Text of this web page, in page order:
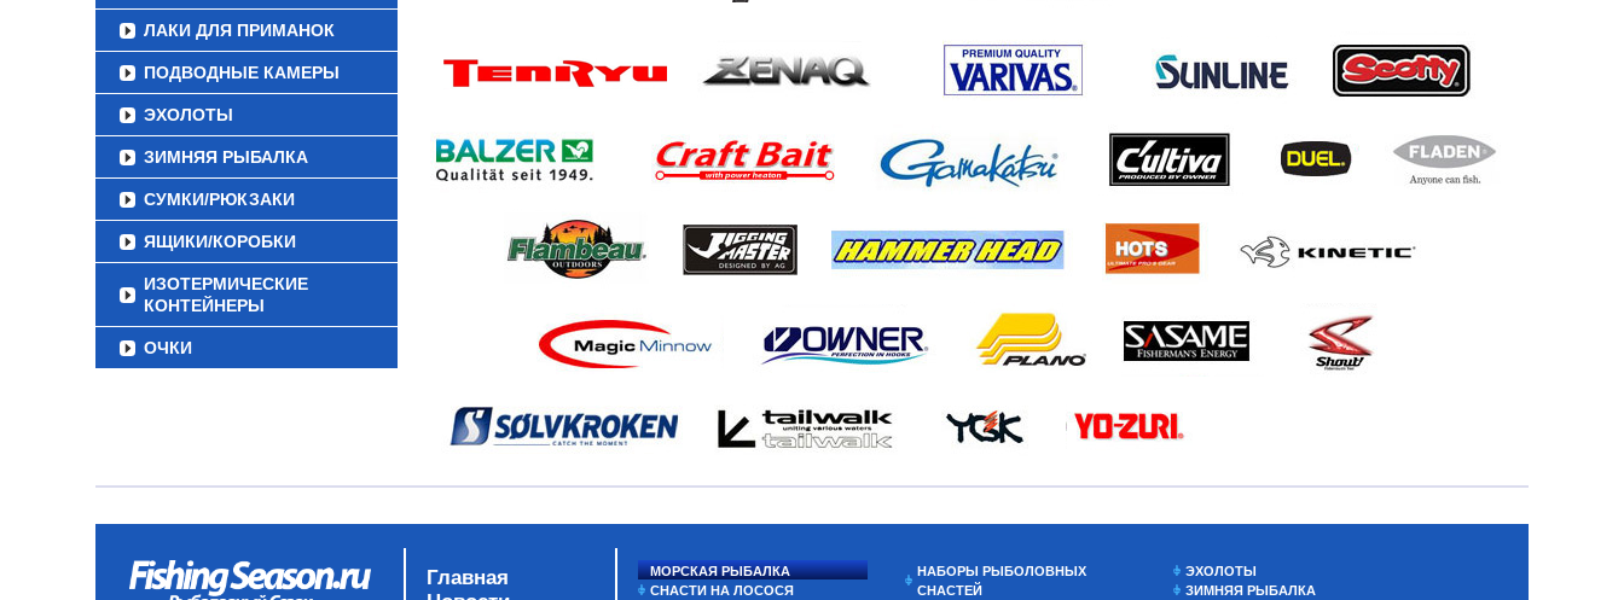
ЛАКИ ДЛЯ ПРИМАНОК
ПОДВОДНЫЕ КАМЕРЫ
ЭХОЛОТЫ
ЗИМНЯЯ РЫБАЛКА
СУМКИ/РЮКЗАКИ
ЯЩИКИ/КОРОБКИ
ИЗОТЕРМИЧЕСКИЕ
КОНТЕЙНЕРЫ
ОЧКИ
Главная
МОРСКАЯ РЫБАЛКА
СНАСТИ НА ЛОСОСЯ
НАБОРЫ РЫБОЛОВНЫХ
СНАСТЕЙ
ЭХОЛОТЫ
ЗИМНЯЯ РЫБАЛКА